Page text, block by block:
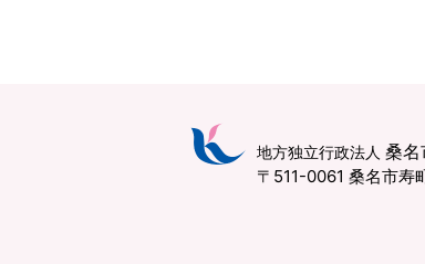
地方独立行政法人 桑名
〒511-0061 桑名市寿